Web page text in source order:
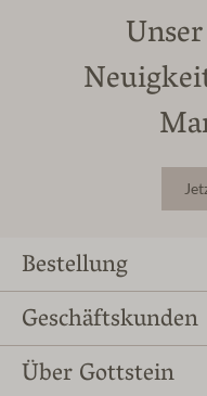
Bestellung
Geschäftskunden
Über Gottstein